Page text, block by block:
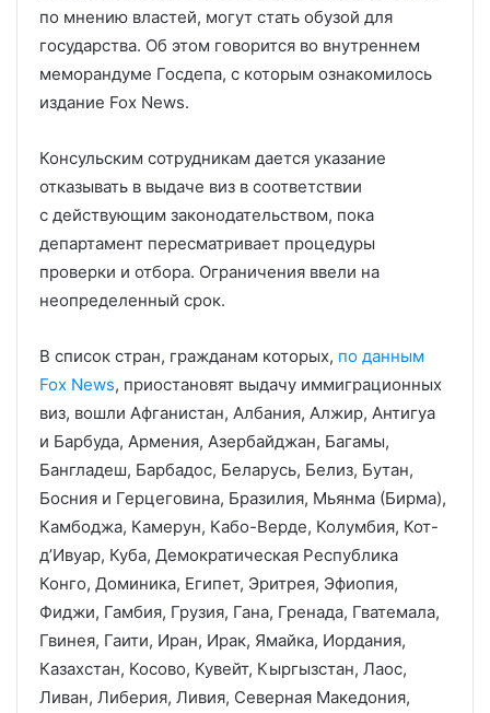
по мнению властей, могут стать обузой для
государства. Об этом говорится во внутреннем
меморандуме Госдепа, с которым ознакомилось
издание Fox News.
Консульским сотрудникам дается указание
отказывать в выдаче виз в соответствии
с действующим законодательством, пока
департамент пересматривает процедуры
проверки и отбора. Ограничения ввели на
неопределенный срок.
В список стран, гражданам которых, по данным
Fox News, приостановят выдачу иммиграционных
виз, вошли Афганистан, Албания, Алжир, Антигуа
и Барбуда, Армения, Азербайджан, Багамы,
Бангладеш, Барбадос, Беларусь, Белиз, Бутан,
Босния и Герцеговина, Бразилия, Мьянма (Бирма),
Камбоджа, Камерун, Кабо-Верде, Колумбия, Кот-
д’Ивуар, Куба, Демократическая Республика
Конго, Доминика, Египет, Эритрея, Эфиопия,
Фиджи, Гамбия, Грузия, Гана, Гренада, Гватемала,
Гвинея, Гаити, Иран, Ирак, Ямайка, Иордания,
Казахстан, Косово, Кувейт, Кыргызстан, Лаос,
Ливан, Либерия, Ливия, Северная Македония,